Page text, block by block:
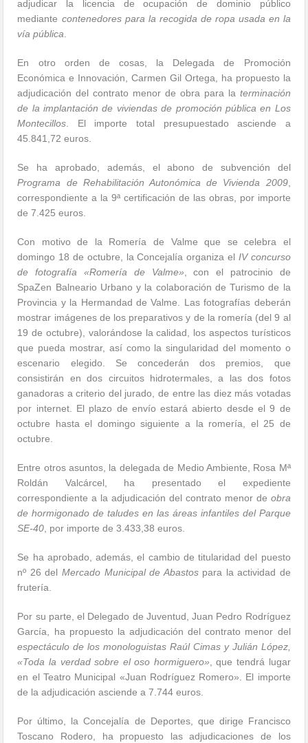
adjudicar la licencia de ocupación de dominio público
mediante contenedores para la recogida de ropa usada en la
vía pública
En otro orden de cosas, la Delegada de Promoción
Económica e Innovación, Carmen Gil Ortega, ha propuesto la
adjudicación del contrato menor de obra para la terminación
de la implantación de viviendas de promoción pública en Los
Montecillos . El importe total presupuestado asciende a
45.841,72 euros.
Se ha aprobado, además, el abono de subvención del
Programa de Rehabilitación Autonómica de Vivienda 2009,
correspondiente a la 9ª certificación de las obras, por importe
de 7.425 euros.
Con motivo de la Romería de Valme que se celebra el
domingo 18 de octubre, la Concejalía organiza el IV concurso
de fotografía «Romería de Valme» , con el patrocinio de
SpaZen Balneario Urbano y la colaboración de Turismo de la
Provincia y la Hermandad de Valme. Las fotografías deberán
mostrar imágenes de los preparativos y de la romería (del 9 al
19 de octubre), valorándose la calidad, los aspectos turísticos
que pueda mostrar, así como la singularidad del momento o
escenario elegido. Se concederán dos premios, que
consistirán en dos circuitos hidrotermales, a las dos fotos
ganadoras a criterio del jurado, de entre las diez más votadas
por internet. El plazo de envío estará abierto desde el 9 de
octubre hasta el domingo siguiente a la romería, el 25 de
octubre.
Entre otros asuntos, la delegada de Medio Ambiente, Rosa Mª
Roldán Valcárcel, ha presentado el expediente
correspondiente a la adjudicación del contrato menor de obra
de hormigonado de taludes en las áreas infantiles del Parque
SE-40 , por importe de 3.433,38 euros.
Se ha aprobado, además, el cambio de titularidad del puesto
nº 26 del Mercado Municipal de Abastospara la actividad de
frutería.
Por su parte, el Delegado de Juventud, Juan Pedro Rodríguez
García, ha propuesto la adjudicación del contrato menor del
espectáculo de los monologuistas Raúl Cimas y Julián López,
«Toda la verdad sobre el oso hormiguero» , que tendrá lugar
en el Teatro Municipal «Juan Rodríguez Romero». El importe
de la adjudicación asciende a 7.744 euros.
Por último, la Concejalía de Deportes, que dirige Francisco
Toscano Rodero, ha propuesto las adjudicaciones de los